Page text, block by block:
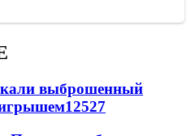
выброшенный
12527